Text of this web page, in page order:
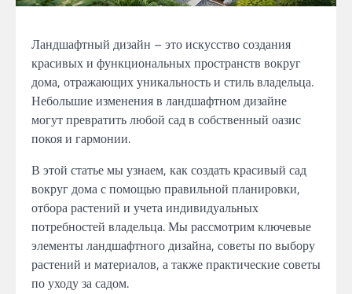
Ландшафтный дизайн – это искусство создания
красивых и функциональных пространств вокруг
дома, отражающих уникальность и стиль владельца.
Небольшие изменения в ландшафтном дизайне
могут превратить любой сад в собственный оазис
покоя и гармонии.
В этой статье мы узнаем, как создать красивый сад
вокруг дома с помощью правильной планировки,
отбора растений и учета индивидуальных
потребностей владельца. Мы рассмотрим ключевые
элементы ландшафтного дизайна, советы по выбору
растений и материалов, а также практические советы
по уходу за садом.